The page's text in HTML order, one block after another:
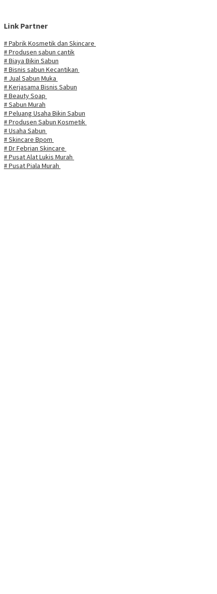
Link Partner
# Pabrik Kosmetik dan Skincare
# Produsen sabun cantik
# Biaya Bikin Sabun
# Bisnis sabun Kecantikan
# Jual Sabun Muka
# Kerjasama Bisnis Sabun
# Beauty Soap
# Sabun Murah
# Peluang Usaha Bikin Sabun
# Produsen Sabun Kosmetik
# Usaha Sabun
# Skincare Bpom
# Dr Febrian Skincare
# Pusat Alat Lukis Murah
# Pusat Piala Murah